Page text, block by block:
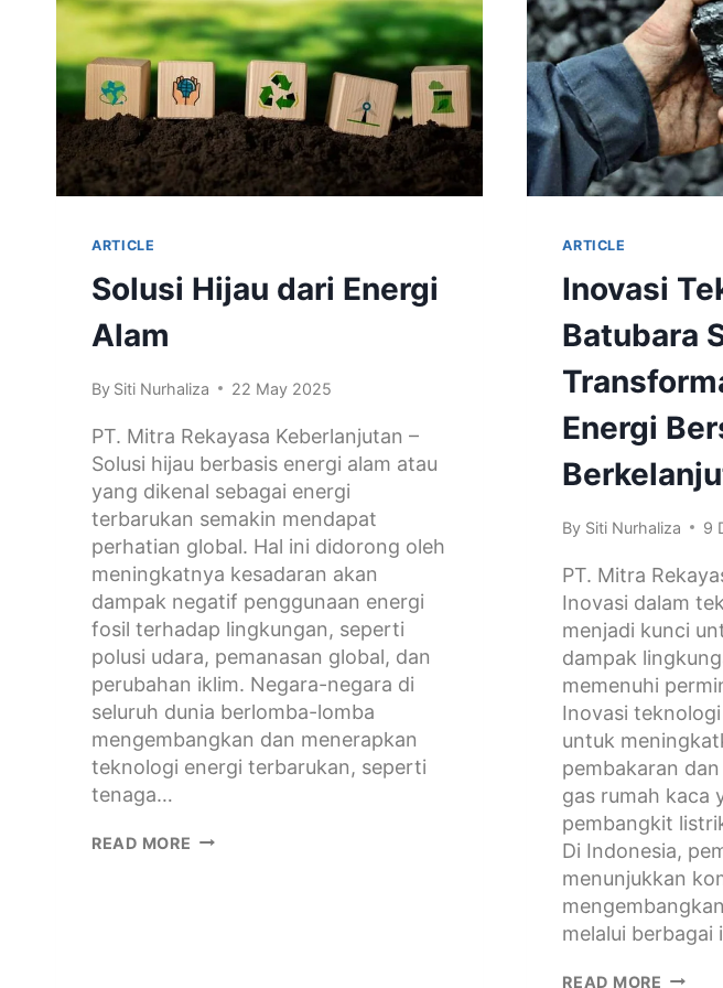
ARTICLE
Solusi Hijau dari Energi
Alam
By Siti Nurhaliza 22 May 2025
PT. Mitra Rekayasa Keberlanjutan –
Solusi hijau berbasis energi alam atau
yang dikenal sebagai energi
terbarukan semakin mendapat
perhatian global. Hal ini didorong oleh
meningkatnya kesadaran akan
dampak negatif penggunaan energi
fosil terhadap lingkungan, seperti
polusi udara, pemanasan global, dan
perubahan iklim. Negara-negara di
seluruh dunia berlomba-lomba
mengembangkan dan menerapkan
teknologi energi terbarukan, seperti
tenaga…
READ MORE
ARTICLE
Inovasi
Batubara
Energi
By Siti Nurhaliza 9
PT. Mitra
Inovasi dalam
menjadi kunci
dampak
memenuhi
Inovasi
untuk
pembakaran
gas rumah kaca
pembangkit
Di Indonesia,
menunjukkan
melalui berbagai
READ MORE